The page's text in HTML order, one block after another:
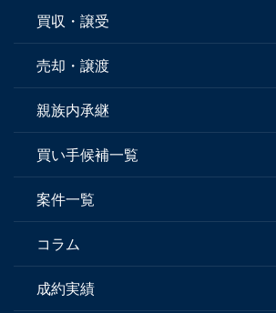
買収・譲受
売却・譲渡
親族内承継
買い手候補一覧
案件一覧
コラム
成約実績